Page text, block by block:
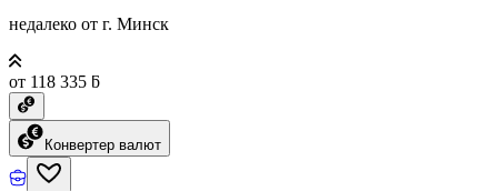
недалеко от г. Минск
от 118 335 ƃ
Конвертер валют